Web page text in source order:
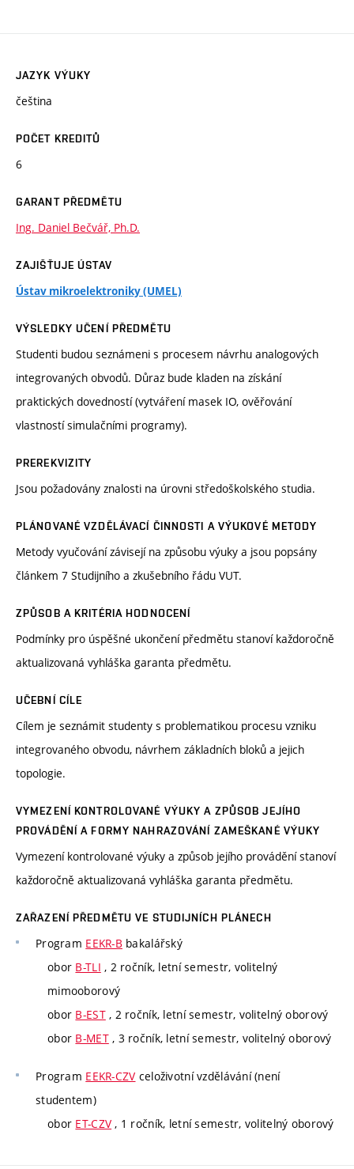
JAZYK VÝUKY
čeština
POČET KREDITŮ
6
GARANT PŘEDMĚTU
Ing. Daniel Bečvář, Ph.D.
ZAJIŠŤUJE ÚSTAV
Ústav mikroelektroniky (UMEL)
VÝSLEDKY UČENÍ PŘEDMĚTU
Studenti budou seznámeni s procesem návrhu analogových
integrovaných obvodů. Důraz bude kladen na získání
praktických dovedností (vytváření masek IO, ověřování
vlastností simulačními programy).
PREREKVIZITY
Jsou požadovány znalosti na úrovni středoškolského studia.
PLÁNOVANÉ VZDĚLÁVACÍ ČINNOSTI A VÝUKOVÉ METODY
Metody vyučování závisejí na způsobu výuky a jsou popsány
článkem 7 Studijního a zkušebního řádu VUT.
ZPŮSOB A KRITÉRIA HODNOCENÍ
Podmínky pro úspěšné ukončení předmětu stanoví každoročně
aktualizovaná vyhláška garanta předmětu.
UČEBNÍ CÍLE
Cílem je seznámit studenty s problematikou procesu vzniku
integrovaného obvodu, návrhem základních bloků a jejich
topologie.
VYMEZENÍ KONTROLOVANÉ VÝUKY A ZPŮSOB JEJÍHO
PROVÁDĚNÍ A FORMY NAHRAZOVÁNÍ ZAMEŠKANÉ VÝUKY
Vymezení kontrolované výuky a způsob jejího provádění stanoví
každoročně aktualizovaná vyhláška garanta předmětu.
ZAŘAZENÍ PŘEDMĚTU VE STUDIJNÍCH PLÁNECH
Program EEKR-B bakalářský
obor B-TLI , 2 ročník, letní semestr, volitelný
mimooborový
obor B-EST, 2 ročník, letní semestr, volitelný oborový
obor B-MET, 3 ročník, letní semestr, volitelný oborový
Program EEKR-CZV celoživotní vzdělávání (není
studentem)
obor ET-CZV , 1 ročník, letní semestr, volitelný oborový